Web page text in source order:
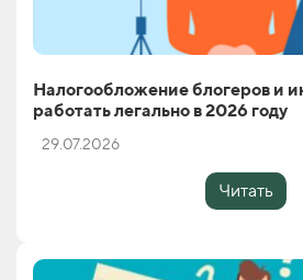
Налогообложение блогеров и
работать легально в 2026 году
29.07.2026
Читать